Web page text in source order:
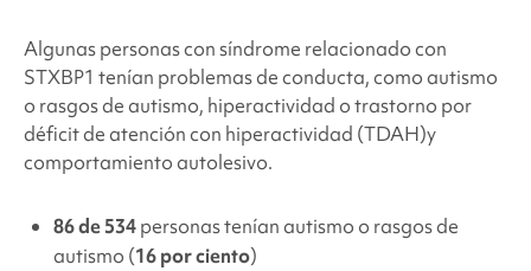
Algunas personas consíndrome relacionado con
STXBP1 tenían problemas de conducta, como autismo
o rasgos de autismo, hiperactividad otrastorno por
déficit de atención con hiperactividad (TDAH)y
comportamiento autolesivo.
86 de 534personas tenían autismo o rasgos de
autismo (16 por ciento)